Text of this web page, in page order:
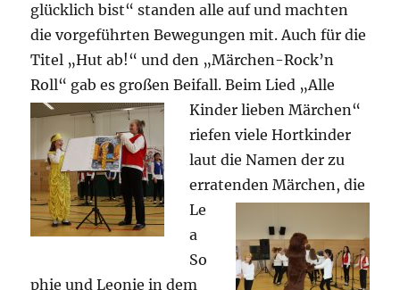
glücklich bist“ standen alle auf und machten
die vorgeführten Bewegungen mit. Auch für die
Titel „Hut ab!“ und den „Märchen-Rock’n
Roll“ gab es großen Beifall.Beim Lied „Alle
Kinder lieben Märchen“
riefen viele Hortkinder
laut die Namen der zu
erratendenMärchen, die
Le
a
So
phie und Leonie in dem